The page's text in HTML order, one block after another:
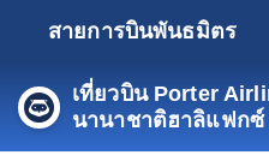
สายการบินพันธมิตร
เที่ยวบิน Porter
นานาชาติฮาลิแฟก